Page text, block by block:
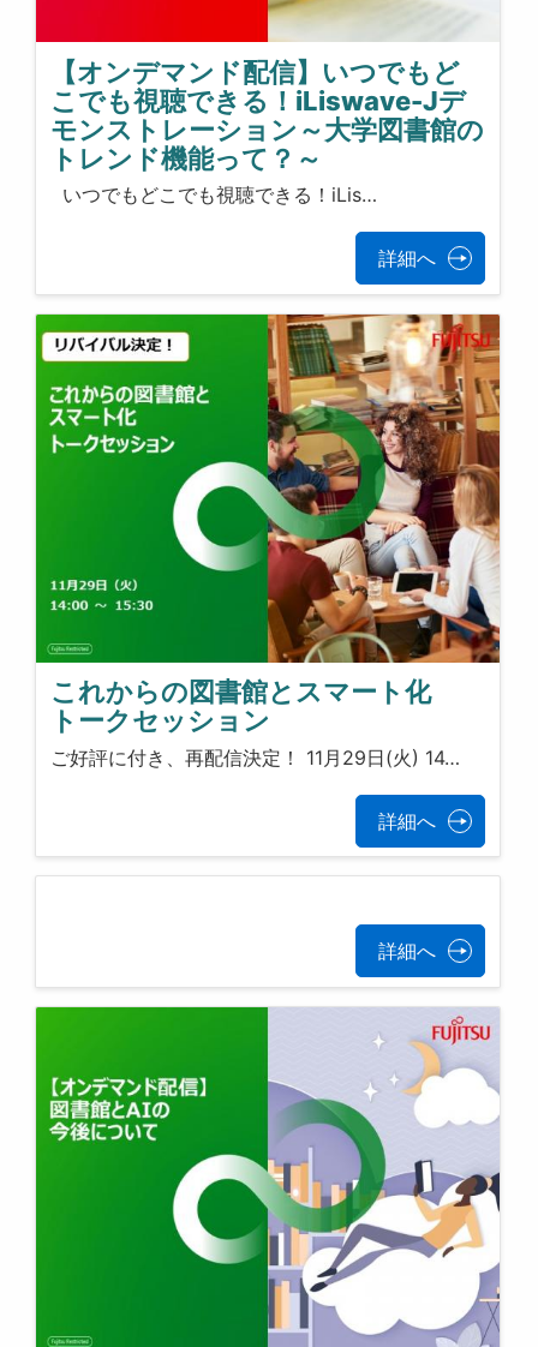
【オンデマンド配信】いつでもど
こでも視聴できる！iLiswave-Jデ
モンストレーション～大学図書館の
トレンド機能って？～
いつでもどこでも視聴できる！iLis…
詳細へ
これからの図書館とスマート化
トークセッション
ご好評に付き、再配信決定！ 11月29日(火) 14…
詳細へ
詳細へ